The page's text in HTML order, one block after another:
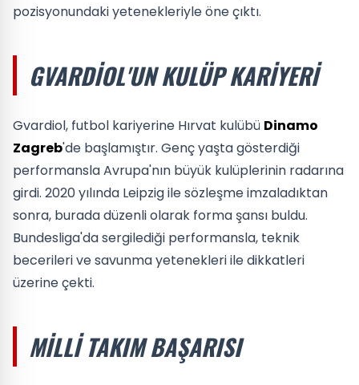
pozisyonundaki yetenekleriyle öne çıktı.
GVARDIOL'UN KULÜP KARIYERI
Gvardiol, futbol kariyerine Hırvat kulübü Dinamo
Zagreb'de başlamıştır. Genç yaşta gösterdiği
performansla Avrupa'nın büyük kulüplerinin radarına
girdi. 2020 yılında Leipzig ile sözleşme imzaladıktan
sonra, burada düzenli olarak forma şansı buldu.
Bundesliga'da sergilediği performansla, teknik
becerileri ve savunma yetenekleri ile dikkatleri
üzerine çekti.
MILLI TAKIM BAŞARISI